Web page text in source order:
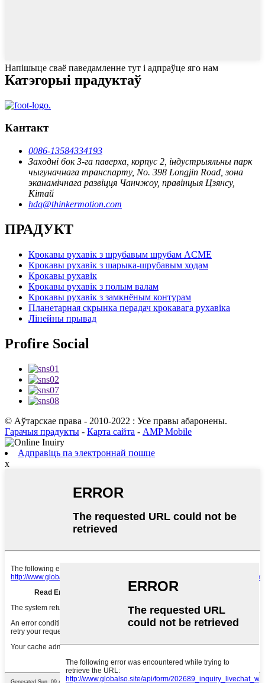
Напішыце сваё паведамленне тут і адпраўце яго нам
Катэгорыі прадуктаў
Кантакт
0086-13584334193
Заходні бок 3-га паверха, корпус 2, індустрыяльны парк
чыгуначнага транспарту, No. 398 Longjin Road, зона
эканамічнага развіцця Чанчжоу, правінцыя Цзянсу,
Кітай
hdq@thinkermotion.com
ПРАДУКТ
Крокавы рухавік з шрубавым шрубам ACME
Крокавы рухавік з шарыка-шрубавым ходам
Крокавы рухавік
Крокавы рухавік з полым валам
Крокавы рухавік з замкнёным контурам
Планетарная скрынка перадач крокавага рухавіка
Лінейны прывад
Profire Social
© Аўтарскае права - 2010-2022 : Усе правы абаронены.
Гарачыя прадукты - Карта сайта - AMP Mobile
Адправіць па электроннай пошце
x